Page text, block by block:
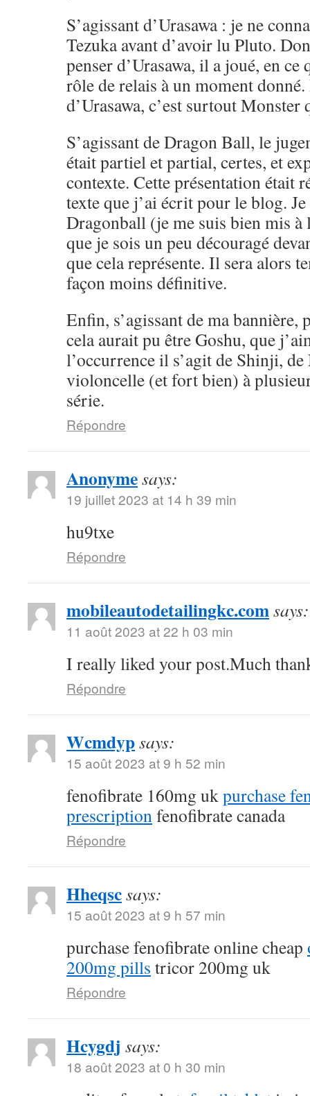
S’agissant d’Urasawa : je ne
Tezuka avant d’avoir lu Pluto.
penser d’Urasawa, il a joué, en
rôle de relais à un moment
d’Urasawa, c’est surtout Monster
S’agissant de Dragon Ball, le
était partiel et partial, certes, et
contexte. Cette présentation était
texte que j’ai écrit pour le blog.
Dragonball (je me suis bien mis
que je sois un peu découragé
que cela représente. Il sera alors
façon moins définitive.
Enfin, s’agissant de ma
cela aurait pu être Goshu, que
l’occurrence il s’agit de Shinji,
violoncelle (et fort bien) à
série.
Répondre
Anonymesays:
19 juillet 2023 at 14 h 39 min
hu9txe
Répondre
mobileautodetailingkc.comsays:
11 août 2023 at 22 h 03 min
I really liked your post.Much
Répondre
Wcmdypsays:
15 août 2023 at 9 h 52 min
fenofibrate 160mg ukpurchase
prescriptionfenofibrate canada
Répondre
Hheqscsays:
15 août 2023 at 9 h 57 min
purchase fenofibrate online cheap
200mg pills tricor 200mg uk
Répondre
Hcygdj says:
18 août 2023 at 0 h 30 min